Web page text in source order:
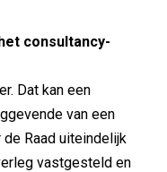
consultancy-
Dat kan een
van een
Raad uiteindelijk
vastgesteld en